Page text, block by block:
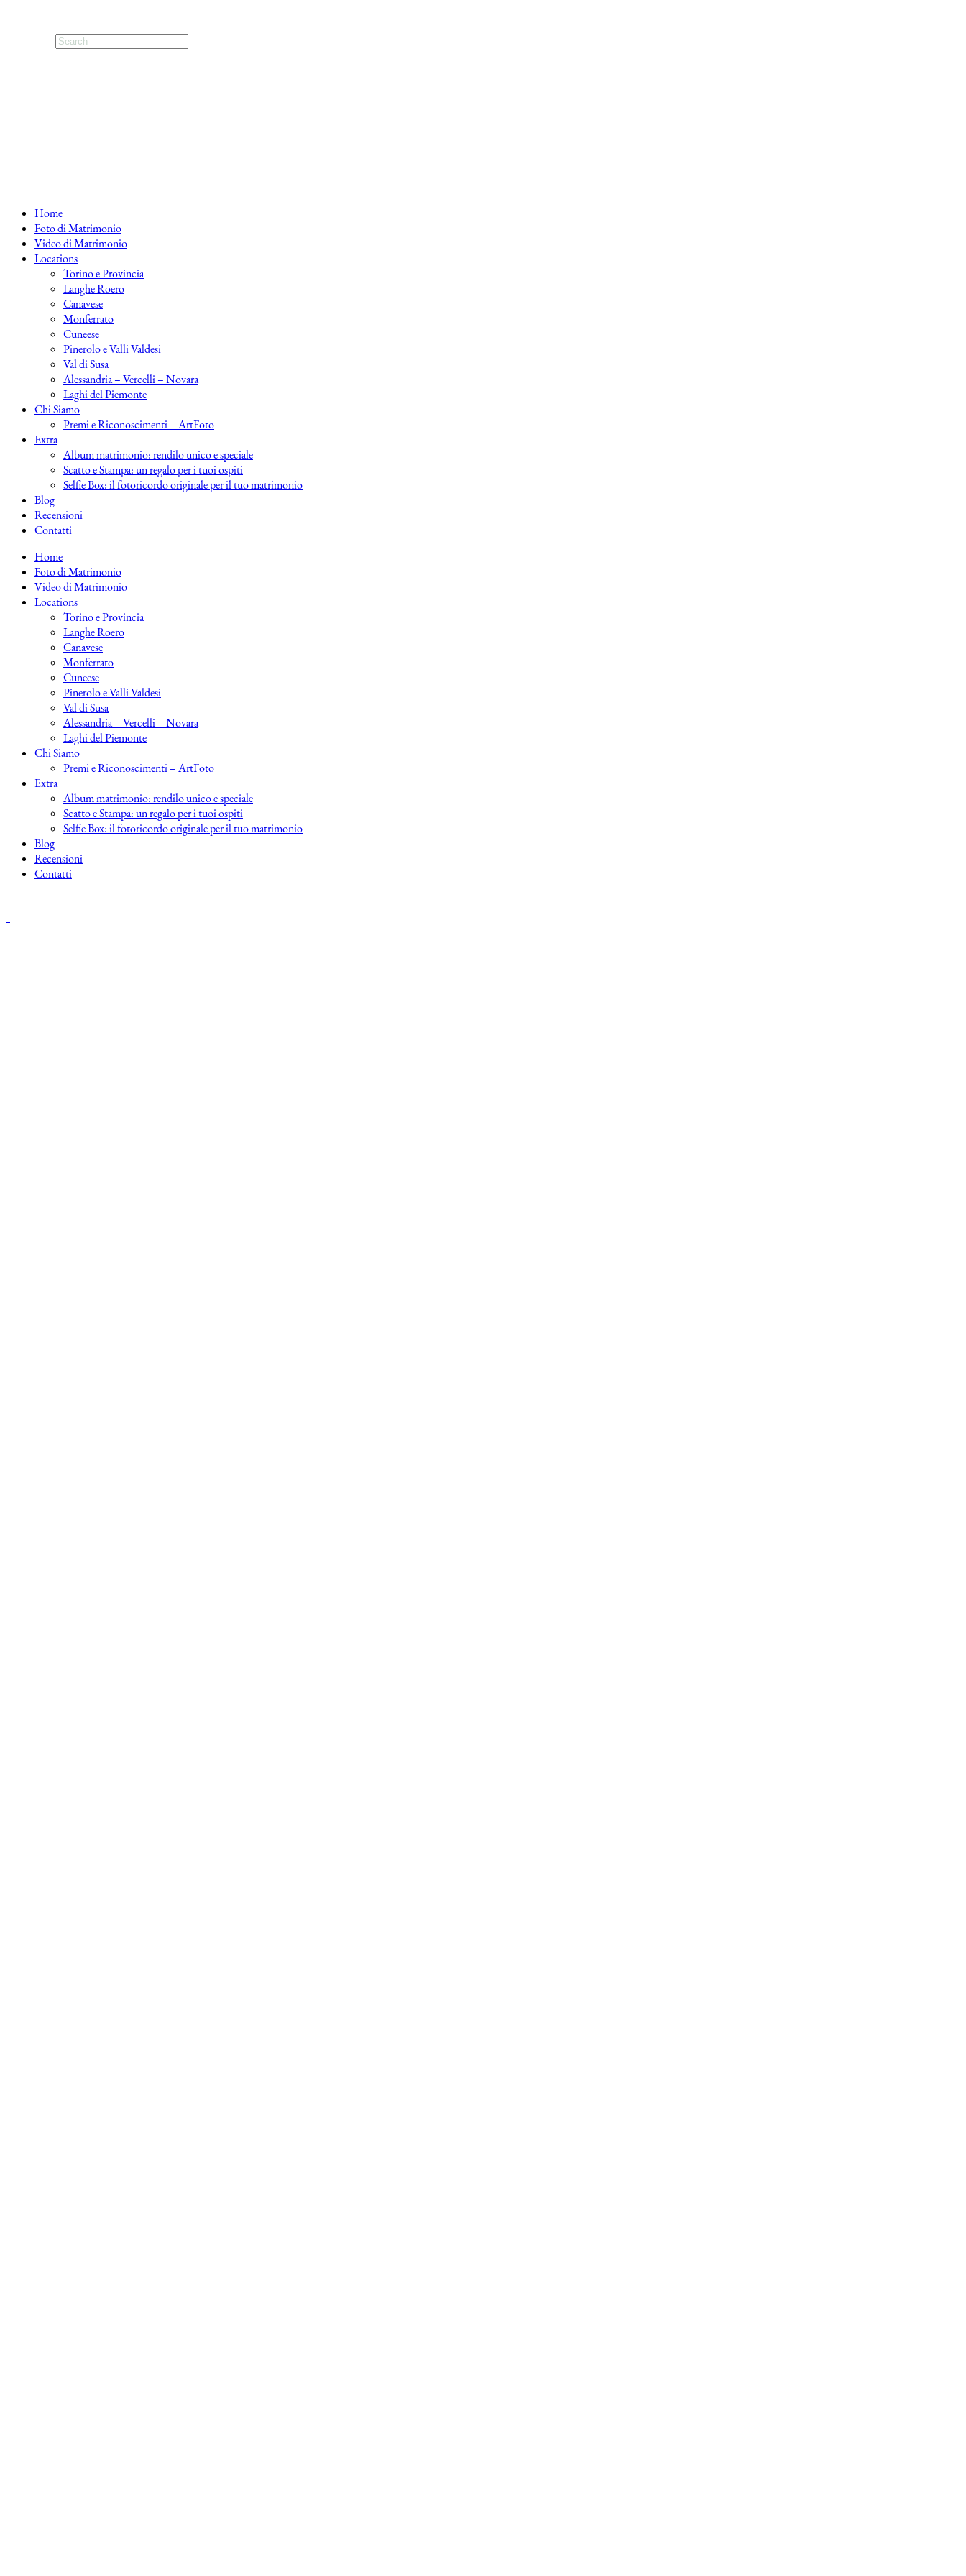
Home
Foto di Matrimonio
Video di Matrimonio
Locations
Torino e Provincia
Langhe Roero
Canavese
Monferrato
Cuneese
Pinerolo e Valli Valdesi
Val di Susa
Alessandria – Vercelli – Novara
Laghi del Piemonte
Chi Siamo
Premi e Riconoscimenti – ArtFoto
Extra
Album matrimonio: rendilo unico e speciale
Scatto e Stampa: un regalo per i tuoi ospiti
Selfie Box: il fotoricordo originale per il tuo matrimonio
Blog
Recensioni
Contatti
Home
Foto di Matrimonio
Video di Matrimonio
Locations
Torino e Provincia
Langhe Roero
Canavese
Monferrato
Cuneese
Pinerolo e Valli Valdesi
Val di Susa
Alessandria – Vercelli – Novara
Laghi del Piemonte
Chi Siamo
Premi e Riconoscimenti – ArtFoto
Extra
Album matrimonio: rendilo unico e speciale
Scatto e Stampa: un regalo per i tuoi ospiti
Selfie Box: il fotoricordo originale per il tuo matrimonio
Blog
Recensioni
Contatti